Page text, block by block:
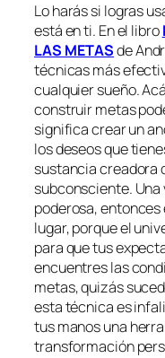
Lo harás si logras
está en ti. En el libro
LAS METASde
técnicas más
cualquier sueño.
construir metas
significa crear un
los deseos que
sustancia creadora
subconsciente.
poderosa,
lugar, porque el
para que tus
encuentres las
metas, quizás
esta técnica es
tus manos una
transformación